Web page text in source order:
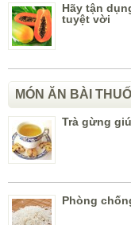
Hãy tận
tuyệt vời
MÓN ĂN BÀI
Trà gừng
Phòng